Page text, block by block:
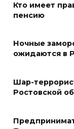
От
полуфинал
проектов
Александр
строителей
Кто имеет
пенсию
Ночные
ожидаются в
Шар-
Ростовской